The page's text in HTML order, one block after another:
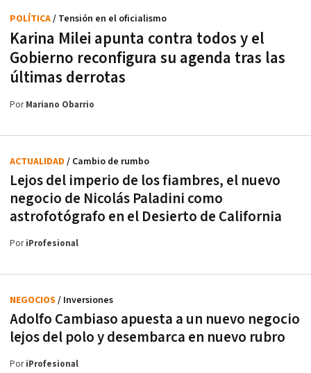
Karina Milei apunta contra todos y el
Gobierno reconfigura su agenda tras las
últimas derrotas
POLÍTICA/ Tensión en el oficialismo
PorMariano Obarrio
Lejos del imperio de los fiambres, el nuevo
negocio de Nicolás Paladini como
astrofotógrafo en el Desierto de California
ACTUALIDAD / Cambio de rumbo
PoriProfesional
Adolfo Cambiaso apuesta a un nuevo negocio
lejos del polo y desembarca en nuevo rubro
NEGOCIOS / Inversiones
PoriProfesional